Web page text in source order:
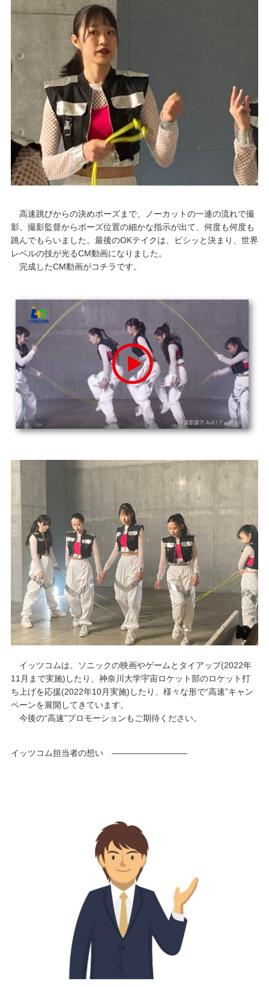
高速跳びからの決めポーズまで、ノーカットの一連の流れで撮
影。撮影監督からポーズ位置の細かな指示が出て、何度も何度も
跳んでもらいました。最後のOKテイクは、ビシッと決まり、世界
レベルの技が光るCM動画になりました。
完成したCM動画がコチラです。
イッツコムは、ソニックの映画やゲームとタイアップ(2022年
11月まで実施)したり、神奈川大学宇宙ロケット部のロケット打
ち上げを応援(2022年10月実施)したり、様々な形で“高速”キャン
ペーンを展開してきています。
今後の“高速”プロモーションもご期待ください。
イッツコム担当者の想い —————————